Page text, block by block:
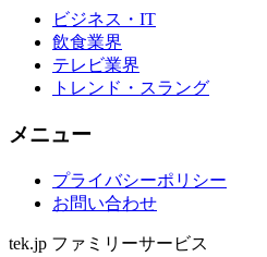
ビジネス・IT
飲食業界
テレビ業界
トレンド・スラング
メニュー
プライバシーポリシー
お問い合わせ
tek.jp ファミリーサービス